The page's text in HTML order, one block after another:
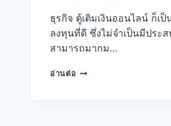
ธุรกิจ ตู้เติมเงินออนไลน์ ก็เ
ลงทุนที่ดี ซึ่งไม่จำเป็นมีประ
สามารถมากม…
อ่านต่อ ข้อคิด